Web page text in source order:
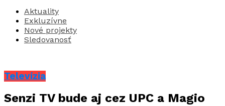
Aktuality
Exkluzívne
Nové projekty
Sledovanosť
Televízia
Senzi TV bude aj cez UPC a Magio